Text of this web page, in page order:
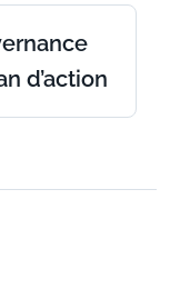
d’action